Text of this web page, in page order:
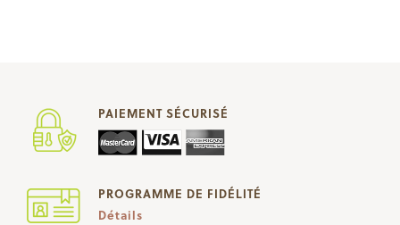
PAIEMENT SÉCURISÉ
PROGRAMME DE FIDÉLITÉ
Détails